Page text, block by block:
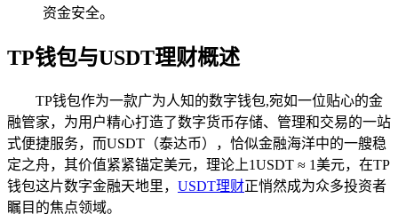
资金安全。
TP钱包与USDT理财概述
TP钱包作为一款广为人知的数字钱包,宛如一位贴心的金
融管家，为用户精心打造了数字货币存储、管理和交易的一站
式便捷服务，而USDT（泰达币），恰似金融海洋中的一艘稳
定之舟，其价值紧紧锚定美元，理论上1USDT ≈ 1美元，在TP
钱包这片数字金融天地里， USDT理财正悄然成为众多投资者
瞩目的焦点领域。